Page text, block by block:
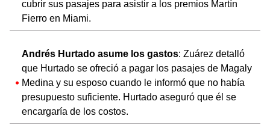
cubrir sus pasajes para asistir a los premios Martín
Fierro en Miami.
Andrés Hurtado asume los gastos: Zuárez detalló
que Hurtado se ofreció a pagar los pasajes de Magaly
Medina y su esposo cuando le informó que no había
presupuesto suficiente. Hurtado aseguró que él se
encargaría de los costos.